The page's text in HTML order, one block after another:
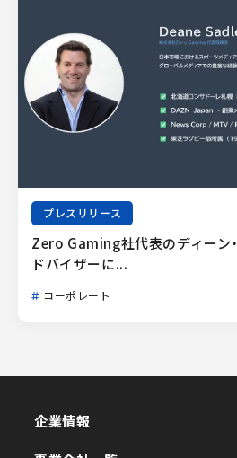
プレスリリース
Zero Gaming社代表のディーン
ドバイザーに...
コーポレート
企業情報